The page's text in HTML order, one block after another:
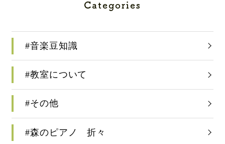
Categories
#音楽豆知識
#教室について
#その他
#森のピアノ 折々